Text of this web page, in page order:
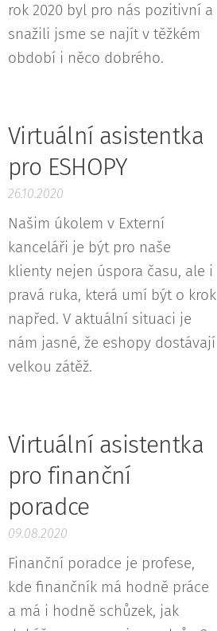
rok 2020 byl pro nás pozitivní a
snažili jsme se najít v těžkém
období i něco dobrého.
Virtuální asistentka
pro ESHOPY
26.10.2020
Našim úkolem v Externí
kanceláři je být pro naše
klienty nejen úspora času, ale i
pravá ruka, která umí být o krok
napřed. V aktuální situaci je
nám jasné, že eshopy dostávají
velkou zátěž.
Virtuální asistentka
pro finanční
poradce
09.08.2020
Finanční poradce je profese,
kde finančník má hodně práce
a má i hodně schůzek, jak